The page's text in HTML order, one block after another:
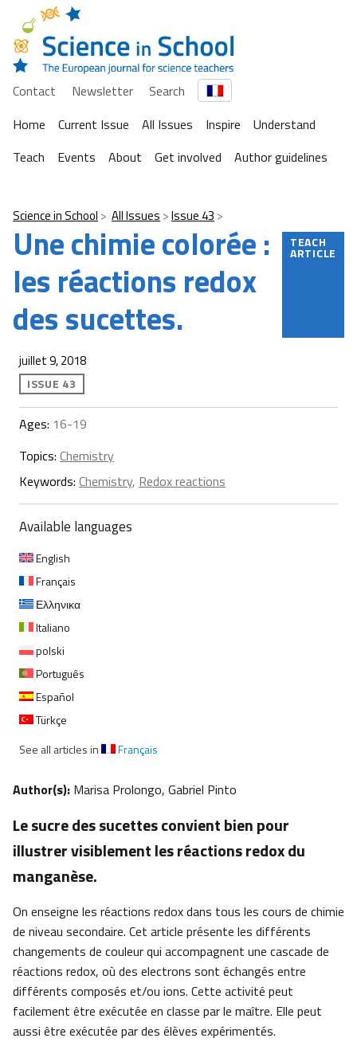
Contact Newsletter
Search
Home
Current Issue All Issues Inspire
Understand
Teach
Events About Get involved Author guidelines
Science in School All Issues Issue 43
Une chimie colorée :
les réactions redox
des sucettes.
TEACH
ARTICLE
juillet 9, 2018
ISSUE 43
Ages: 16-19
Topics: Chemistry
Keywords: Chemistry, Redox reactions
Available languages
English
Français
Ελληνικα
Italiano
polski
Português
Español
Türkçe
See all articles in
Français
Author(s): Marisa Prolongo, Gabriel Pinto
Le sucre des sucettes convient bien pour
illustrer visiblement les réactions redox du
manganèse.
On enseigne les réactions redox dans tous les cours de chimie
de niveau secondaire. Cet article présente les différents
changements de couleur qui accompagnent une cascade de
réactions redox, où des electrons sont échangés entre
différents composés et/ou ions. Cette activité peut
facilement être exécutée en classe par le maître. Elle peut
aussi être exécutée par des élèves expérimentés.